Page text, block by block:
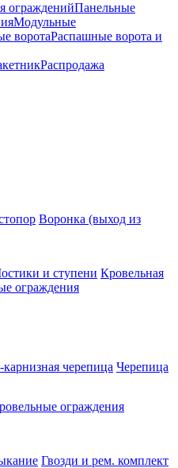
огражденийПанельные
Модульные
воротаРаспашные ворота и
Распродажа
Воронка (выход из
и ступени Кровельная
ограждения
черепица Черепица
ограждения
Гвозди и рем. комплект